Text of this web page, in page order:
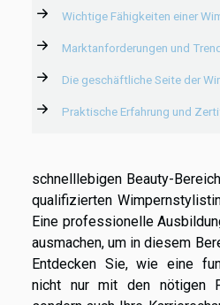
Wichtige Fähigkeiten einer
Marktanforderungen und
Die geschäftliche Seite der
Praktische Erfahrung und
schnelllebigen Beauty-
qualifizierten
Eine professionelle
ausmachen, um in diesem
Entdecken Sie, wie eine
nicht nur mit den nötigen